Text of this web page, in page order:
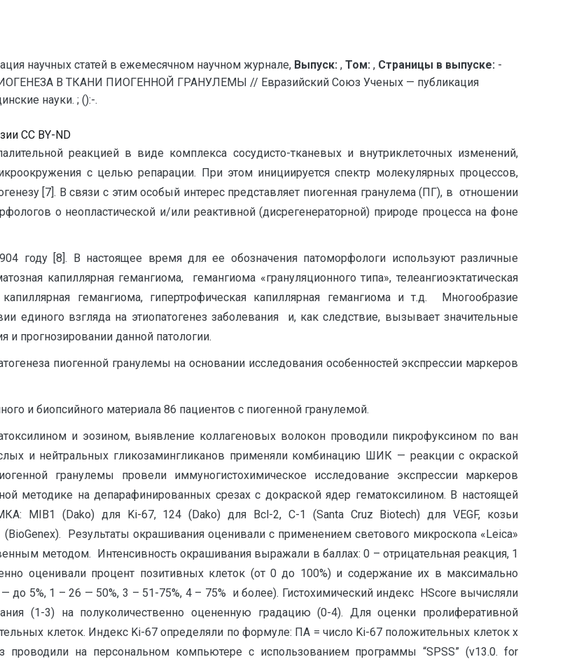
научных статей в ежемесячном научном журнале, Выпуск: , Том: , Страницы в выпуске: -
В ТКАНИ ПИОГЕННОЙ ГРАНУЛЕМЫ // Евразийский Союз Ученых — публикация
науки. ; ():-.
CC BY-ND
реакцией в виде комплекса сосудисто-тканевых и внутриклеточных изменений,
с целью репарации. При этом инициируется спектр молекулярных процессов,
[7]. В связи с этим особый интерес представляет пиогенная гранулема (ПГ), в отношении
о неопластической и/или реактивной (дисрегенераторной) природе процесса на фоне
году [8]. В настоящее время для ее обозначения патоморфологи используют различные
капиллярная гемангиома, гемангиома «грануляционного типа», телеангиоэктатическая
капиллярная гемангиома, гипертрофическая капиллярная гемангиома и т.д. Многообразие
единого взгляда на этиопатогенез заболевания и, как следствие, вызывает значительные
и прогнозировании данной патологии.
пиогенной гранулемы на основании исследования особенностей экспрессии маркеров
и биопсийного материала 86 пациентов с пиогенной гранулемой.
и эозином, выявление коллагеновых волокон проводили пикрофуксином по ван
и нейтральных гликозамингликанов применяли комбинацию ШИК — реакции с окраской
гранулемы провели иммуногистохимическое исследование экспрессии маркеров
методике на депарафинированных срезах с докраской ядер гематоксилином. В настоящей
MIB1 (Dako) для Ki-67, 124 (Dako) для Bcl-2, C-1 (Santa Cruz Biotech) для VEGF, козьи
Результаты окрашивания оценивали с применением светового микроскопа «Leica»
методом. Интенсивность окрашивания выражали в баллах: 0 – отрицательная реакция, 1
оценивали процент позитивных клеток (от 0 до 100%) и содержание их в максимально
до 5%, 1 – 26 — 50%, 3 – 51-75%, 4 – 75% и более). Гистохимический индекс HScore вычисляли
(1-3) на полуколичественно оцененную градацию (0-4). Для оценки пролиферативной
клеток. Индекс Ki-67 определяли по формуле: ПА = число Ki-67 положительных клеток х
проводили на персональном компьютере с использованием программы “SPSS” (v13.0. for